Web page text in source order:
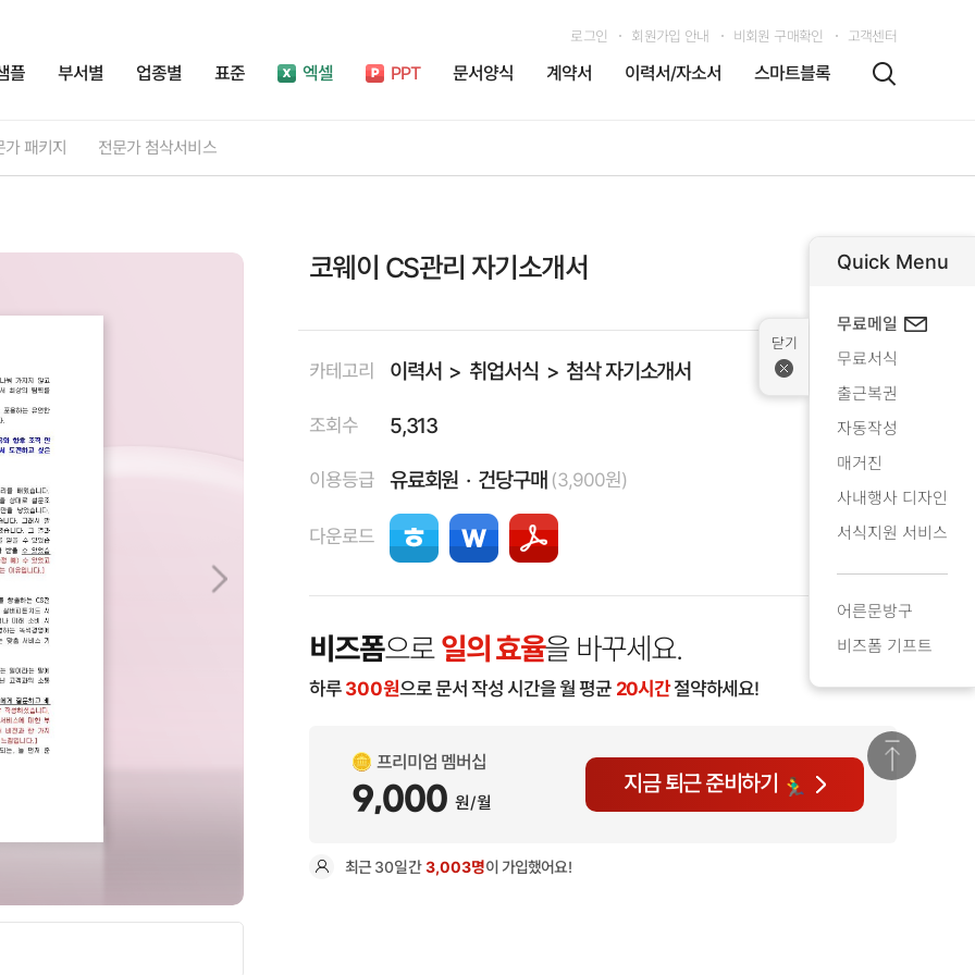
플 부서별 업종별 표준 엑셀 PPT 문서양식 계약서 이력서/자소서 스마트블록
로그인 회원가입 안내 비회원 구매확인 고객센터
가 패키지 전문가 첨삭서비스
코웨이 CS관리 자기소개서
카테고리 이력서 취업서식 첨삭 자기소개서
조회수 5,313
이용등급 유료회원 건당구매 (3,900원)
다운로드
비즈폼으로일의 효율을 바꾸세요.
하루 300원으로 문서 작성 시간을 월 평균 20시간절약하세요!
프리미엄 멤버십
9,000 원/월
지금 퇴근 준비하기
최근30일간3,003명이 가입했어요!
Quick Menu
무료메일
무료서식
출근복권
자동작성
매거진
사내행사 디자인
서식지원 서비스
어른문방구
비즈폼 기프트